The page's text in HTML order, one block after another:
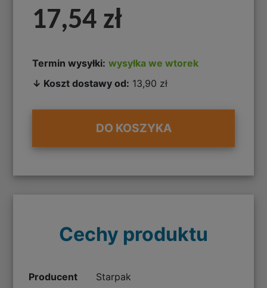
17,54 zł
Termin wysyłki: wysyłka we wtorek
↓ Koszt dostawy od: 13,90 zł
DO KOSZYKA
Cechy produktu
Producent Starpak